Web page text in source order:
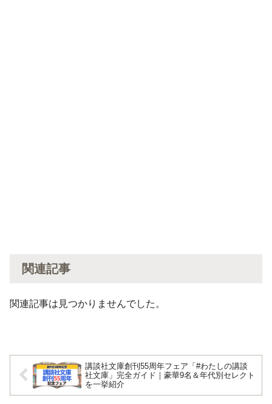
関連記事
関連記事は見つかりませんでした。
講談社文庫創刊55周年フェア「#わたしの講談
社文庫」完全ガイド｜豪華9名＆年代別セレクト
を一挙紹介